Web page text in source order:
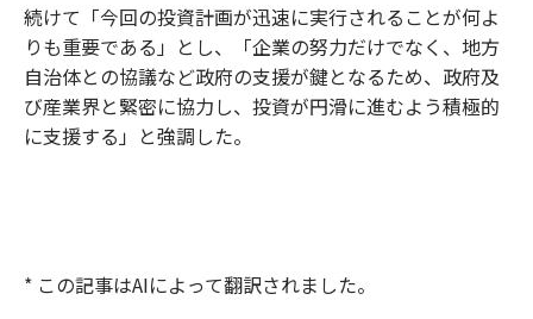
続けて「今回の投資計画が迅速に実行されることが何よ
りも重要である」とし、「企業の努力だけでなく、地方
自治体との協議など政府の支援が鍵となるため、政府及
び産業界と緊密に協力し、投資が円滑に進むよう積極的
に支援する」と強調した。
* この記事はAIによって翻訳されました。